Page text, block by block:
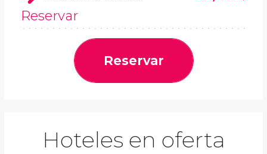
Reservar
Reservar
Hoteles en oferta